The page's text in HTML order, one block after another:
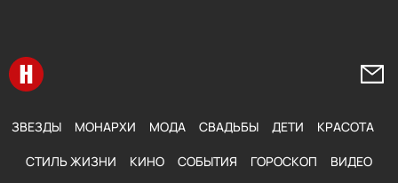
Перейти на главную
ЗВЕЗДЫ МОНАРХИ МОДА СВАДЬБЫ ДЕТИ КРАСОТА
СТИЛЬ ЖИЗНИ КИНО СОБЫТИЯ ГОРОСКОП ВИДЕО